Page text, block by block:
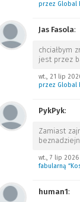
przez Global
Jas Fasola:
chciałbym
jest przez
wt., 21 lip
przez Global
PykPyk:
Zamiast
wt., 7 lip 2026
fabularną
human1: